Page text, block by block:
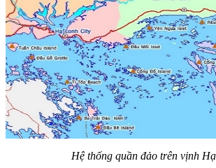
Hệ thống quần đảo trên vịnh